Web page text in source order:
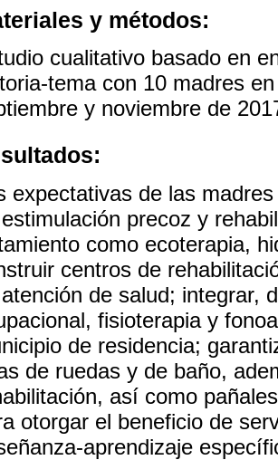
y métodos:
cualitativo basado en
tema con 10 madres
y noviembre de
expectativas de las
precoz y
como ecoterapia,
centros de
de salud; integrar,
fisioterapia y
de residencia;
de ruedas y de baño,
así como
otorgar el beneficio de
aprendizaje